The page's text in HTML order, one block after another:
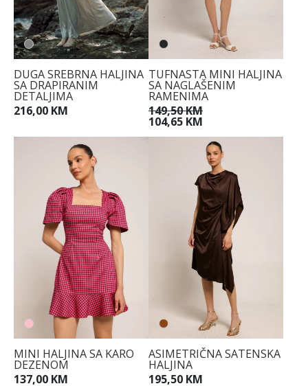
DUGA SREBRNA HALJINA
SA DRAPIRANIM
DETALJIMA
216,00 KM
TUFNASTA MINI HALJINA
SA NAGLAŠENIM
RAMENIMA
149,50 KM
104,65 KM
MINI HALJINA SA KARO
DEZENOM
137,00 KM
ASIMETRIČNA SATENSKA
HALJINA
195,50 KM